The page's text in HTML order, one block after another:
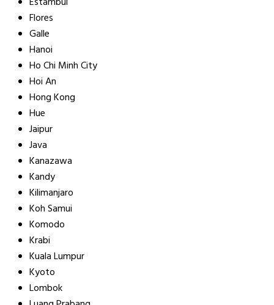
Flores
Galle
Hanoi
Ho Chi Minh City
Hoi An
Hong Kong
Hue
Jaipur
Java
Kanazawa
Kandy
Kilimanjaro
Koh Samui
Komodo
Krabi
Kuala Lumpur
Kyoto
Lombok